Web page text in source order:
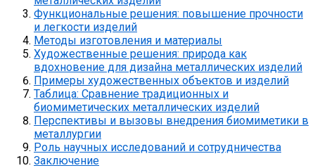
Функциональные решения: повышение прочности
и легкости изделий
Методы изготовления и материалы
Художественные решения: природа как
вдохновение для дизайна металлических изделий
Примеры художественных объектов и изделий
Таблица: Сравнение традиционных и
биомиметических металлических изделий
Перспективы и вызовы внедрения биомиметики в
металлургии
Роль научных исследований и сотрудничества
Заключение